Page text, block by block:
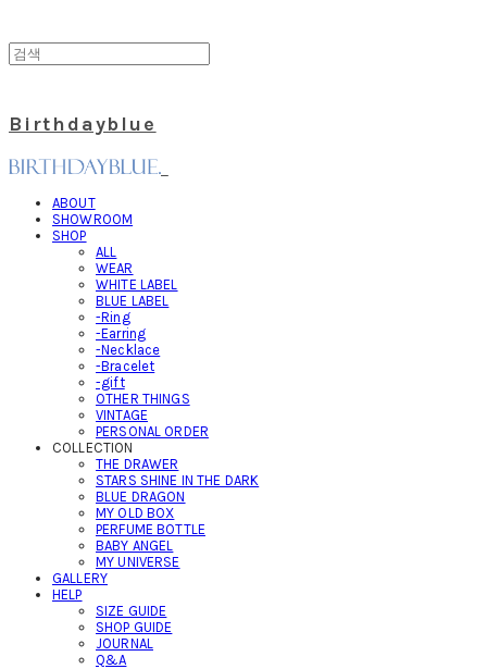
Birthdayblue
ABOUT
SHOWROOM
SHOP
ALL
WEAR
WHITE LABEL
BLUE LABEL
-Ring
-Earring
-Necklace
-Bracelet
-gift
OTHER THINGS
VINTAGE
PERSONAL ORDER
COLLECTION
THE DRAWER
STARS SHINE IN THE DARK
BLUE DRAGON
MY OLD BOX
PERFUME BOTTLE
BABY ANGEL
MY UNIVERSE
GALLERY
HELP
SIZE GUIDE
SHOP GUIDE
JOURNAL
Q&A